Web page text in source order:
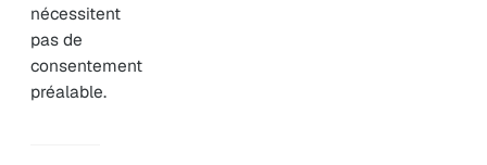
nécessitent
pas de
consentement
préalable.